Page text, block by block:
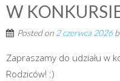
W
Posted on 2 czerwca 2026
Zapraszamy do udziału w
Rodziców! :)